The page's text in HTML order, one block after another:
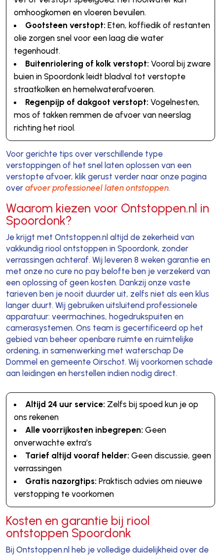
omhoogkomen en vloeren bevuilen.
Gootsteen verstopt: Eten, koffiedik of restanten
olie zorgen snel voor een laag die water
tegenhoudt.
Buitenriolering of kolk verstopt: Vooral bij zware
buien in Spoordonk leidt bladval tot verstopte
straatkolken en hemelwaterafvoeren.
Regenpijp of dakgoot verstopt: Vogelnesten,
mos of takken remmen de afvoer van neerslag
richting het riool.
Voor gerichte tips over verschillende type
verstoppingen of het snel laten oplossen van een
verstopte afvoer, klik gerust verder naar onze pagina
over afvoer professioneel laten ontstoppen.
Waarom kiezen voor Ontstoppen.nl in
Spoordonk?
Je krijgt met Ontstoppen.nl altijd de zekerheid van
vakkundig riool ontstoppen in Spoordonk, zonder
verrassingen achteraf. Wij leveren 8 weken garantie en
met onze no cure no pay belofte ben je verzekerd van
een oplossing of geen kosten. Dankzij onze vaste
tarieven ben je nooit duurder uit, zelfs niet als een klus
langer duurt. Wij gebruiken uitsluitend professionele
apparatuur: veermachines, hogedrukspuiten en
camerasystemen. Ons team is gecertificeerd op het
gebied van beheer openbare ruimte en ruimtelijke
ordening, in samenwerking met waterschap De
Dommel en gemeente Oirschot. Wij voorkomen schade
aan leidingen en herstellen indien nodig direct.
Altijd 24 uur service: Zelfs bij spoed kun je op
ons rekenen
Alle voorrijkosten inbegrepen: Geen
onverwachte extra’s
Tarief altijd vooraf helder: Geen discussie, geen
verrassingen
Gratis nazorgtips: Praktisch advies om nieuwe
verstopping te voorkomen
Kosten en garantie bij riool
ontstoppen Spoordonk
Bij Ontstoppen.nl heb je volledige duidelijkheid over de